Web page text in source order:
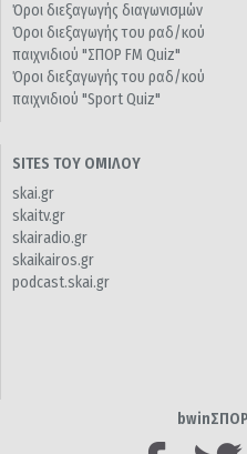
Όροι διεξαγωγής διαγωνισμών
Όροι διεξαγωγής του ραδ/κού
παιχνιδιού "ΣΠΟΡ FM Quiz"
Όροι διεξαγωγής του ραδ/κού
παιχνιδιού "Sport Quiz"
SITES ΤΟΥ ΟΜΙΛΟΥ
skai.gr
skaitv.gr
skairadio.gr
skaikairos.gr
podcast.skai.gr